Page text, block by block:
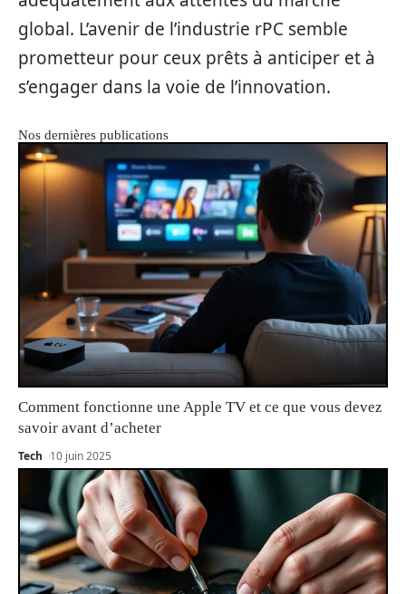
global. L’avenir de l’industrie rPC semble
prometteur pour ceux prêts à anticiper et à
s’engager dans la voie de l’innovation.
Nos dernières publications
Comment fonctionne une Apple TV et ce que vous devez
savoir avant d’acheter
Tech 10 juin 2025